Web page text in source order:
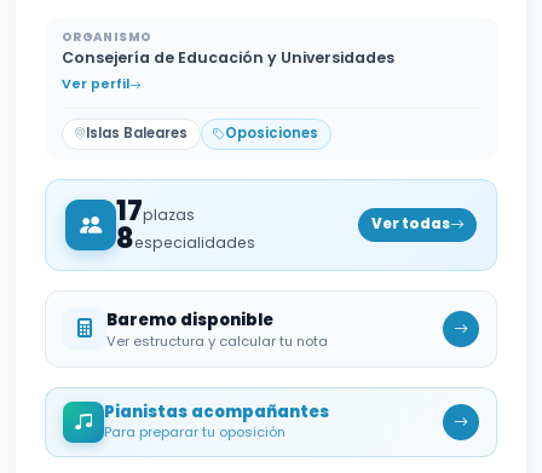
ORGANISMO
Consejería de Educación y Universidades
Ver perfil
Islas Baleares Oposiciones
17plazas
8especialidades
Ver todas
Baremo disponible
Ver estructura y calcular tu nota
Pianistas acompañantes
Para preparar tu oposición